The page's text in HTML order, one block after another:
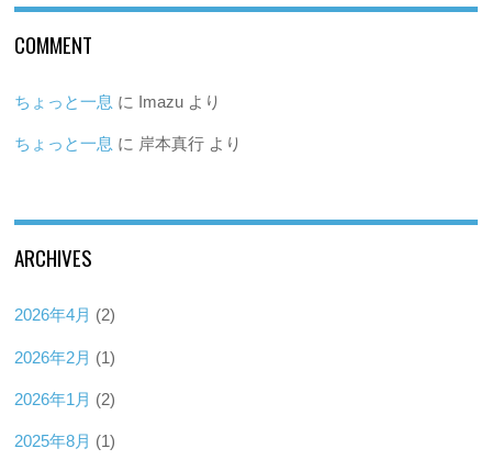
COMMENT
ちょっと一息 に Imazu より
ちょっと一息 に 岸本真行 より
ARCHIVES
2026年4月 (2)
2026年2月 (1)
2026年1月 (2)
2025年8月 (1)